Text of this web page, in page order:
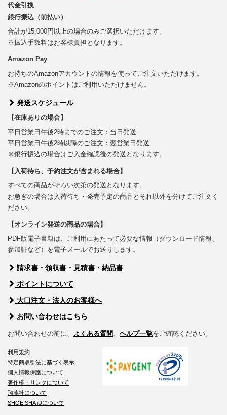
代金引換
銀行振込（前払い）
合計が15,000円以上の場合のみご選択いただけます。
※振込手数料はお客様負担となります。
Amazon Pay
お持ちのAmazonアカウントの情報を使ってご注文いただけます。
※Amazonのポイントはご利用いただけません。
発送スケジュール
【在庫ありの場合】
平日営業日午後2時までのご注文：当日発送
平日営業日午後2時以降のご注文：翌営業日発送
※銀行振込の場合はご入金確認後の発送となります。
【入荷待ち、予約注文が含まれる場合】
すべての商品がそろい次第の発送となります。
お急ぎの場合は入荷待ち・発売予定の商品とそれ以外を分けてご注文く
ださい。
【オンライン発送の商品の場合】
PDF版電子書籍は、ご利用にあたって必要な情報（ダウンロード情報、
参加証など）を電子メールでお送りします。
請求書・領収書・見積書・納品書
ポイントについて
大口注文・法人のお客様へ
お問い合わせはこちら
お問い合わせの前に、 よくある質問 ヘルプ一覧をご確認ください。
利用規約
特定商取引法に基づく表示
個人情報保護について
著作権・リンクについて
翔泳社について
SHOEISHA iDについて